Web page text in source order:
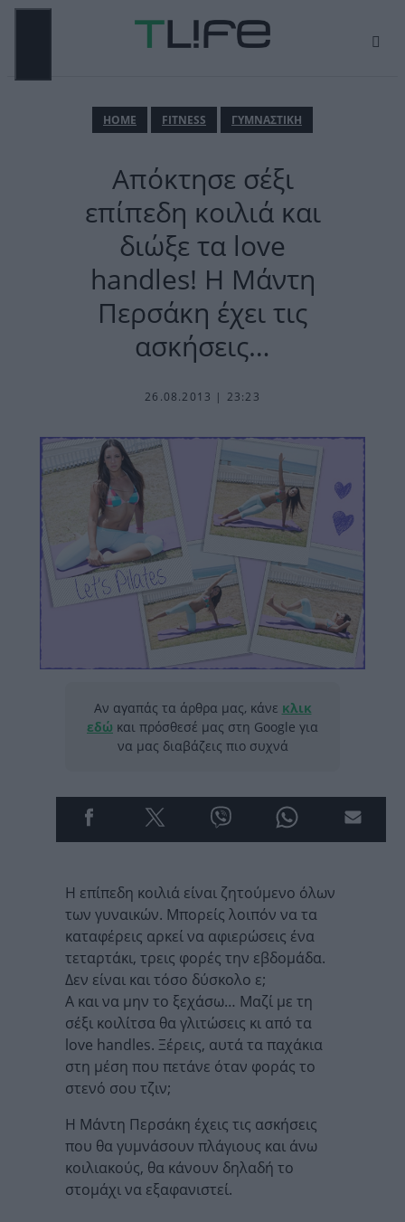
Μετάβαση
ΗΟΜΕ FITNESS ΓΥΜΝΑΣΤΙΚΗ
Απόκτησε σέξι
επίπεδη κοιλιά και
διώξε τα love
handles! H Mάντη
Περσάκη έχει τις
ασκήσεις…
26.08.2013 | 23:23
Αν αγαπάς τα άρθρα μας, κάνε κλικ
εδώ και πρόσθεσέ μας στη Google για
να μας διαβάζεις πιο συχνά
Η επίπεδη κοιλιά είναι ζητούμενο όλων
των γυναικών. Μπορείς λοιπόν να τα
καταφέρεις αρκεί να αφιερώσεις ένα
τεταρτάκι, τρεις φορές την εβδομάδα.
Δεν είναι και τόσο δύσκολο ε;
Α και να μην το ξεχάσω… Μαζί με τη
σέξι κοιλίτσα θα γλιτώσεις κι από τα
love handles. Ξέρεις, αυτά τα παχάκια
στη μέση που πετάνε όταν φοράς το
στενό σου τζιν;
Η Μάντη Περσάκη έχεις τις ασκήσεις
που θα γυμνάσουν πλάγιους και άνω
κοιλιακούς, θα κάνουν δηλαδή το
στομάχι να εξαφανιστεί.